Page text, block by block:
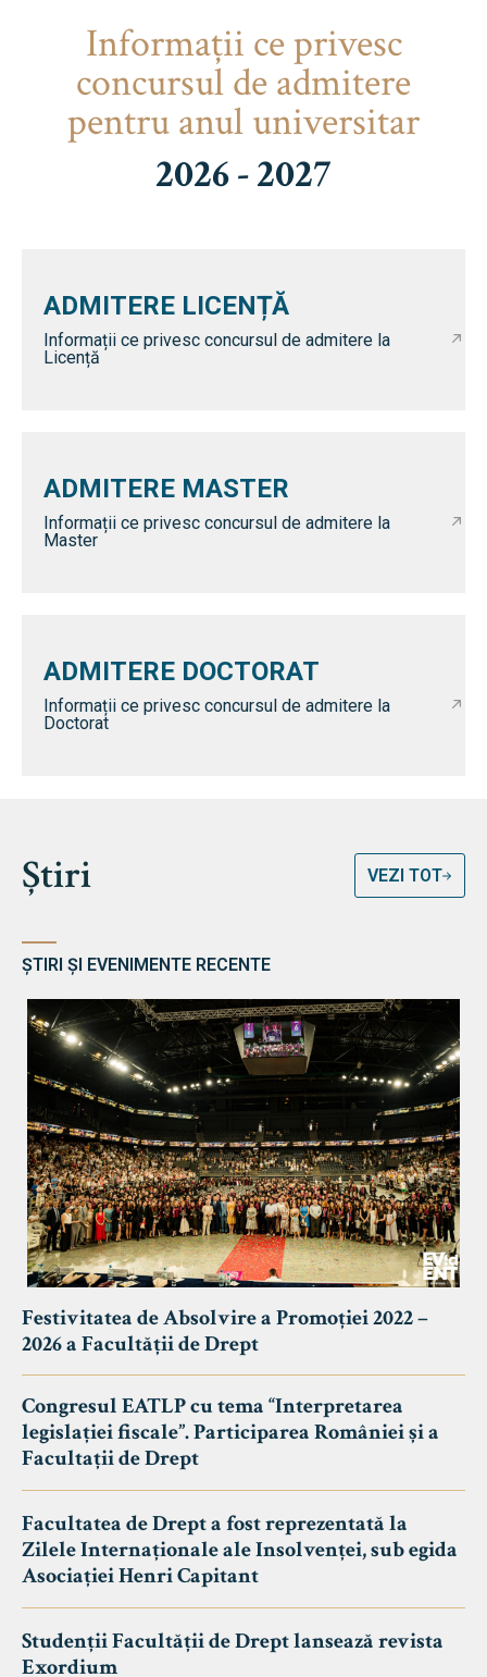
Informaţii ce privesc
concursul de admitere
pentru anul universitar
2026 - 2027
ADMITERE LICENȚĂ
Informații ce privesc concursul de admitere la
Licență
ADMITERE MASTER
Informații ce privesc concursul de admitere la
Master
ADMITERE DOCTORAT
Informații ce privesc concursul de admitere la
Doctorat
Știri VEZI TOT
ȘTIRI ȘI EVENIMENTE RECENTE
Festivitatea de Absolvire a Promoției 2022 –
2026 a Facultății de Drept
Congresul EATLP cu tema “Interpretarea
legislației fiscale”. Participarea României și a
Facultații de Drept
Facultatea de Drept a fost reprezentată la
Zilele Internaționale ale Insolvenței, sub egida
Asociației Henri Capitant
Studenții Facultății de Drept lansează revista
Exordium